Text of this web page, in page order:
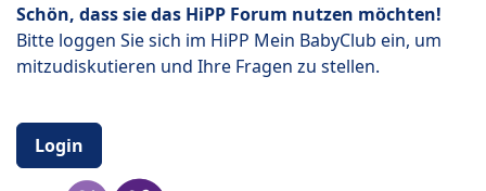
Schön, dass sie das HiPP Forum nutzen möchten!
Bitte loggen Sie sich im HiPP Mein BabyClub ein, um
mitzudiskutieren und Ihre Fragen zu stellen.
Login